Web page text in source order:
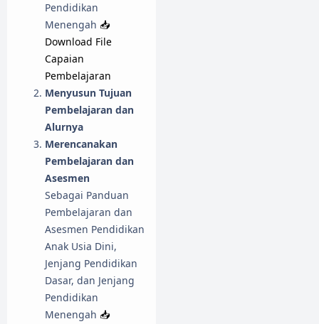
Pendidikan
Menengah 📥
Download File
Capaian
Pembelajaran
Menyusun Tujuan
Pembelajaran dan
Alurnya
Merencanakan
Pembelajaran dan
Asesmen
Sebagai Panduan
Pembelajaran dan
Asesmen Pendidikan
Anak Usia Dini,
Jenjang Pendidikan
Dasar, dan Jenjang
Pendidikan
Menengah 📥